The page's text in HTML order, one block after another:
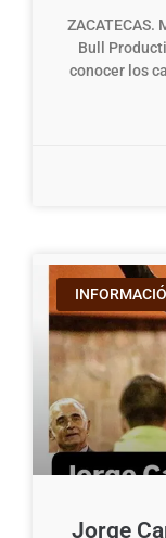
ZACATECAS.
Bull
conocer los
Jorge